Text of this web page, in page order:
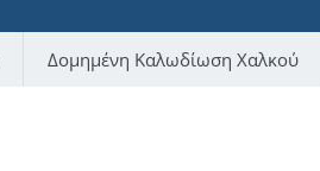
Δομημένη Καλωδίωση Χαλκού